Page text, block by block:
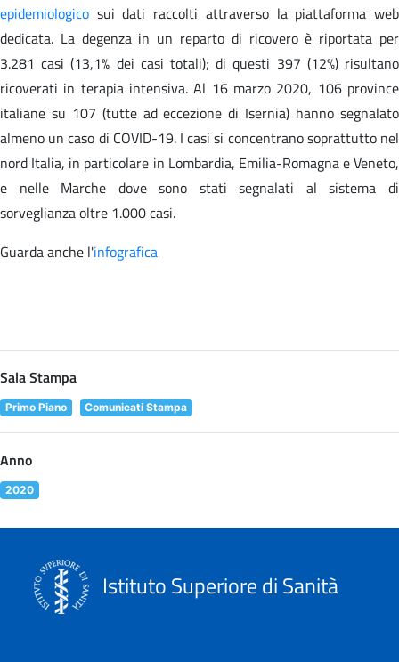
epidemiologico sui dati raccolti attraverso la piattaforma web
dedicata. La degenza in un reparto di ricovero è riportata per
3.281 casi (13,1% dei casi totali); di questi 397 (12%) risultano
ricoverati in terapia intensiva. Al 16 marzo 2020, 106 province
italiane su 107 (tutte ad eccezione di Isernia) hanno segnalato
almeno un caso di COVID-19. I casi si concentrano soprattutto nel
nord Italia, in particolare in Lombardia, Emilia-Romagna e Veneto,
e nelle Marche dove sono stati segnalati al sistema di
sorveglianza oltre 1.000 casi.
Guarda anche l'infografica
Sala Stampa
Primo Piano Comunicati Stampa
Anno
2020
Istituto Superiore di Sanità